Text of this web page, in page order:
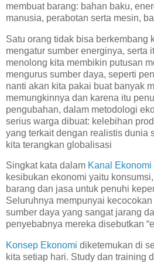
membuat barang: bahan baku,
manusia, perabotan serta mesin,
Satu orang tidak bisa berkembang
mengatur sumber energinya, serta
menolong kita membikin putusan
mengurus sumber daya, seperti
nanti akan kita pakai buat banyak
memungkinnya dan karena itu
pengubahan, dalam metodologi
serius warga dibuat: kelebihan
yang terkait dengan realistis dunia
kita terangkan globalisasi
Singkat kata dalam Kanal
kesibukan ekonomi yaitu
barang dan jasa untuk penuhi
Seluruhnya mempunyai
sumber daya yang sangat jarang
penyebabnya mereka disebutkan
Konsep Ekonomi diketemukan di
kita setiap hari. Study dan training